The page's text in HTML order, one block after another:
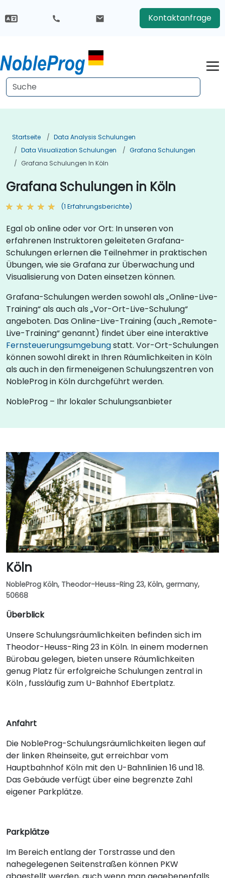
Kontaktanfrage
Startseite
Data Analysis Schulungen
Data Visualization Schulungen
Grafana Schulungen
Grafana Schulungen In Köln
Grafana Schulungen in Köln
(1 Erfahrungsberichte)
Egal ob online oder vor Ort: In unseren von
erfahrenen Instruktoren geleiteten Grafana-
Schulungen erlernen die Teilnehmer in praktischen
Übungen, wie sie Grafana zur Überwachung und
Visualisierung von Daten einsetzen können.
Grafana-Schulungen werden sowohl als „Online-Live-
Training“ als auch als „Vor-Ort-Live-Schulung“
angeboten. Das Online-Live-Training (auch „Remote-
Live-Training“ genannt) findet über eine interaktive
Fernsteuerungsumgebungstatt. Vor-Ort-Schulungen
können sowohl direkt in Ihren Räumlichkeiten in Köln
als auch in den firmeneigenen Schulungszentren von
NobleProg in Köln durchgeführt werden.
NobleProg – Ihr lokaler Schulungsanbieter
Köln
NobleProg Köln, Theodor-Heuss-Ring 23, Köln, germany,
50668
Überblick
Unsere Schulungsräumlichkeiten befinden sich im
Theodor-Heuss-Ring 23 in Köln. In einem modernen
Bürobau gelegen, bieten unsere Räumlichkeiten
genug Platz für erfolgreiche Schulungen zentral in
Köln , fussläufig zum U-Bahnhof Ebertplatz.
Anfahrt
Die NobleProg-Schulungsräumlichkeiten liegen auf
der linken Rheinseite, gut erreichbar vom
Hauptbahnhof Köln mit den U-Bahnlinien 16 und 18.
Das Gebäude verfügt über eine begrenzte Zahl
eigener Parkplätze.
Parkplätze
Im Bereich entlang der Torstrasse und den
nahegelegenen Seitenstraßen können PKW